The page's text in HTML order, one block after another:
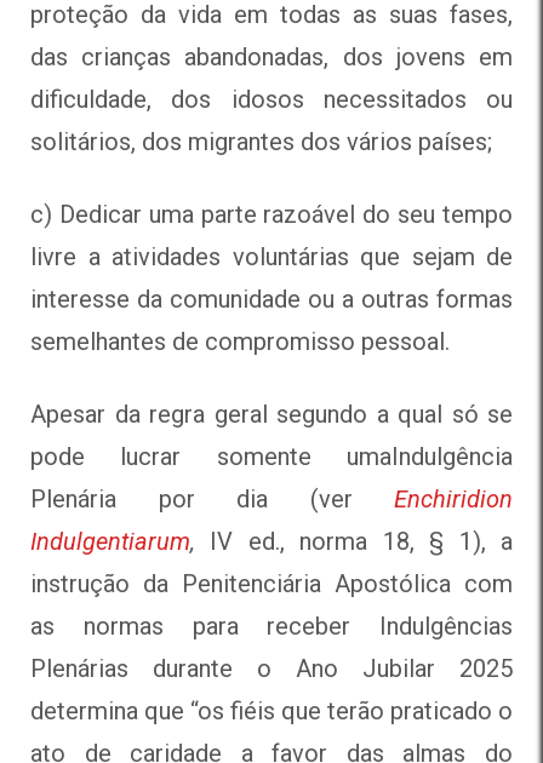
proteção da vida em todas as suas fases,
das crianças abandonadas, dos jovens em
dificuldade, dos idosos necessitados ou
solitários, dos migrantes dos vários países;
c) Dedicar uma parte razoável do seu tempo
livre a atividades voluntárias que sejam de
interesse da comunidade ou a outras formas
semelhantes de compromisso pessoal.
Apesar da regra geral segundo a qual só se
pode lucrar somente umaIndulgência
Plenária por dia (ver Enchiridion
Indulgentiarum, IV ed., norma 18, § 1), a
instrução da Penitenciária Apostólica com
as normas para receber Indulgências
Plenárias durante o Ano Jubilar 2025
determina que “os fiéis que terão praticado o
ato de caridade a favor das almas do